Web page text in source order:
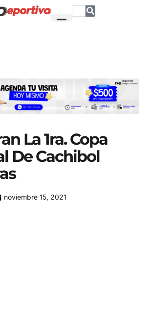
La 1ra. Copa
De Cachibol
noviembre 15, 2021